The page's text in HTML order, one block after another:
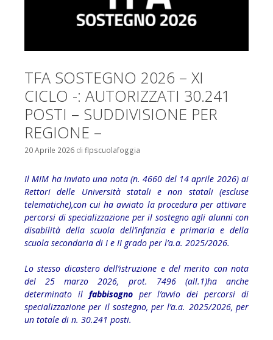
TFA SOSTEGNO 2026 – XI
CICLO -: AUTORIZZATI 30.241
POSTI – SUDDIVISIONE PER
REGIONE –
20 Aprile 2026 di flpscuolafoggia
Il MIM ha inviato una nota (n. 4660 del 14 aprile 2026) ai
Rettori delle Università statali e non statali (escluse
telematiche),con cui ha avviato la procedura per attivare
percorsi di specializzazione per il sostegno agli alunni con
disabilità della scuola dell’infanzia e primaria e della
scuola secondaria di I e II grado per l’a.a. 2025/2026.
Lo stesso dicastero dell’istruzione e del merito con nota
del 25 marzo 2026, prot. 7496 (all.1)ha anche
determinato il fabbisognoper l’avvio dei percorsi di
specializzazione per il sostegno, per l’a.a. 2025/2026, per
un totale di n. 30.241 posti.